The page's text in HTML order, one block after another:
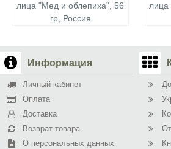
лица "Мед и облепиха", 56
гр, Россия
лица
Информация
Личный кабинет
Оплата
Доставка
Возврат товара
О персональных данных